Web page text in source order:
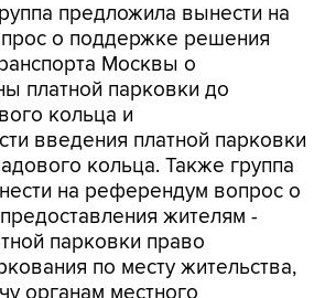
предложила вынести на
о поддержке решения
Москвы о
платной парковки до
кольца и
введения платной парковки
кольца. Также группа
на референдум вопрос о
жителям -
парковки право
по месту жительства,